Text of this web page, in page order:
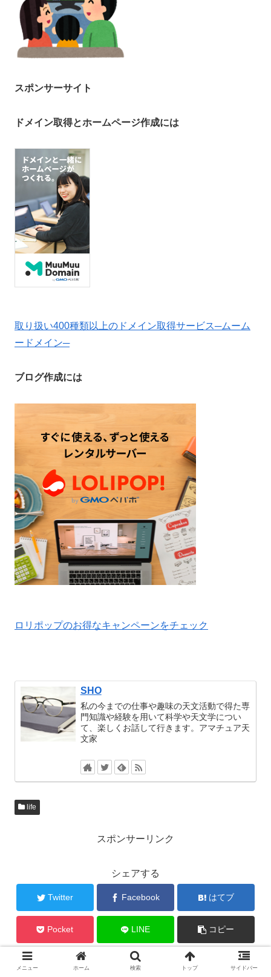
スポンサーサイト
ドメイン取得とホームページ作成には
取り扱い400種類以上のドメイン取得サービス─ムーム
ードメイン─
ブログ作成には
ロリポップのお得なキャンペーンをチェック
SHO
私の今までの仕事や趣味の天文活動で得た専
門知識や経験を用いて科学や天文学につい
て、楽しくお話して行きます。アマチュア天
文家
life
スポンサーリンク
シェアする
Twitter Facebook はてブ
Pocket LINE コピー
SHOをフォローする
メニュー ホーム 検索 トップ サイドバー